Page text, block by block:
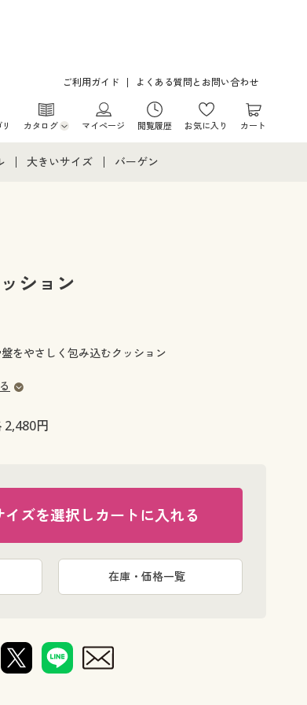
ご利用ガイド よくある質問とお問い合わせ
カタログ
・チラシからのご注文
マイページ 閲覧履歴 お気に入り カート
べて
ーンズ下着
大きいサイズ
大きいサイズ レディース下着
大きいサイズ 事務・制服
バーゲン
ション
をやさしく包み込むクッション
2,480円
イズを選択しカートに入れる
在庫・価格一覧